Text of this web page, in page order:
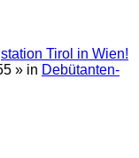
Tirol in Wien!
» in Debütanten-